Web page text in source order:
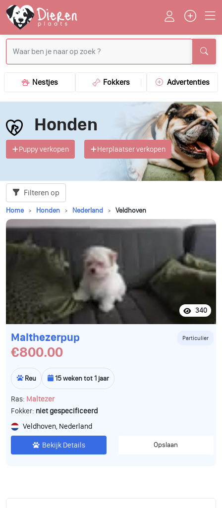
Nestjes Fokkers Advertenties
Honden
Puppy verkopen Herplaatser verkopen
Filteren op
Home Honden Nederland Veldhoven
340
Malthezerpup Particulier
€800.00
Reu 15 weken tot 1 jaar
Ras: Maltezer
Fokker: niet gespecificeerd
Veldhoven, Nederland
Bekijk Details Opslaan